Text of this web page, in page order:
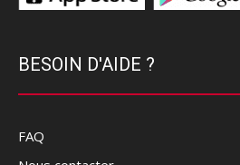
BESOIN D'AIDE ?
FAQ